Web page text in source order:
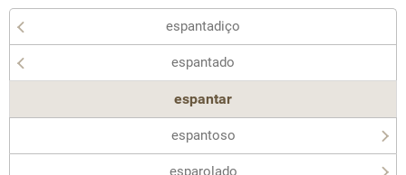
espantadiço
espantado
espantar
espantoso
esparolado